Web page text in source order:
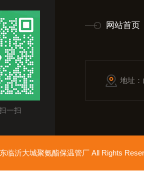
一扫
网站首页
地址
临沂大城聚氨酯保温管厂 All Rights